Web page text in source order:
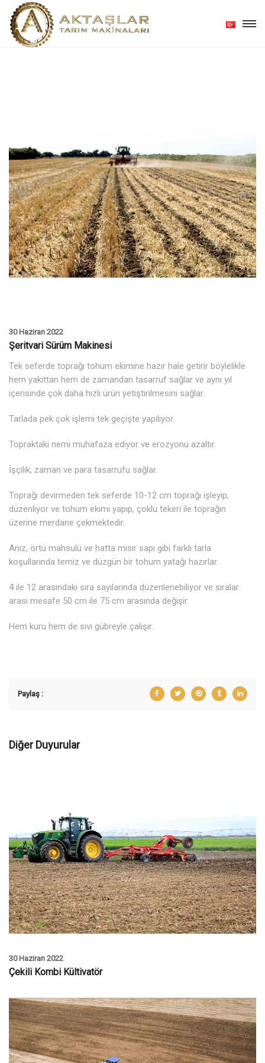
30 Haziran 2022
Şeritvari Sürüm Makinesi
Tek seferde toprağı tohum ekimine hazır hale getirir böylelikle
hem yakıttan hem de zamandan tasarruf sağlar ve aynı yıl
içerisinde çok daha hızlı ürün yetiştirilmesini sağlar.
Tarlada pek çok işlemi tek geçişte yapılıyor.
Topraktaki nemi muhafaza ediyor ve erozyonu azaltır.
İşçilik, zaman ve para tasarrufu sağlar.
Toprağı devirmeden tek seferde 10-12 cm toprağı işleyip,
düzenliyor ve tohum ekimi yapıp, çoklu tekeri ile toprağın
üzerine merdane çekmektedir.
Anız, örtü mahsulü ve hatta mısır sapı gibi farklı tarla
koşullarında temiz ve düzgün bir tohum yatağı hazırlar.
4 ile 12 arasındaki sıra sayılarında düzenlenebiliyor ve sıralar
arası mesafe 50 cm ile 75 cm arasında değişir.
Hem kuru hem de sıvı gübreyle çalışır.
Paylaş :
Diğer Duyurular
30 Haziran 2022
Çekili Kombi Kültivatör